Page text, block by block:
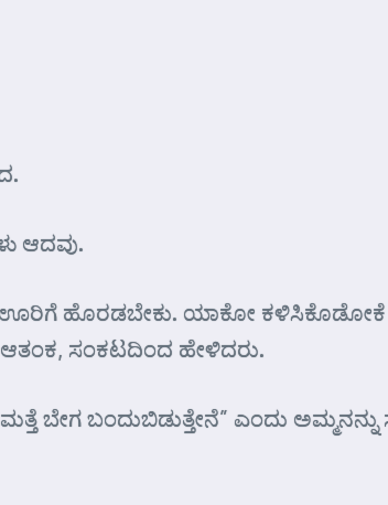
ಆದವು.
ಊರಿಗೆ ಹೊರಡಬೇಕು. ಯಾಕೋ
ಸಂಕಟದಿಂದ ಹೇಳಿದರು.
ಬಂದುಬಿಡುತ್ತೇನೆ” ಎಂದು